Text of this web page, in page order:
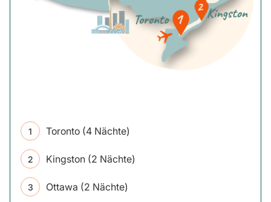
Toronto (4 Nächte)
Kingston (2 Nächte)
Ottawa (2 Nächte)